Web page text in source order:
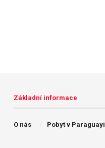
Základní informace
O nás Pobyt v Paraguayi